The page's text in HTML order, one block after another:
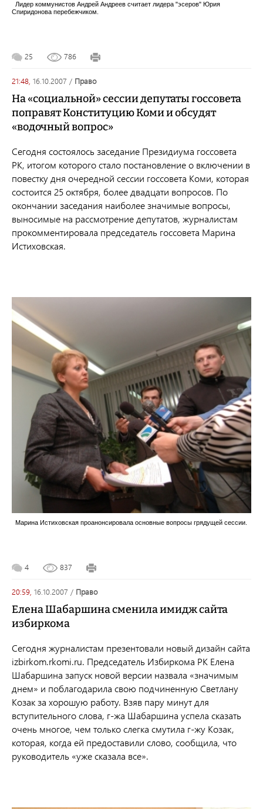
Лидер коммунистов Андрей Андреев считает лидера "эсеров" Юрия
Спиридонова перебежчиком.
25 786
21:48, 16.10.2007 / право
На «социальной» сессии депутаты госсовета
поправят Конституцию Коми и обсудят
«водочный вопрос»
Cегодня состоялось заседание Президиума госсовета
РК, итогом которого стало постановление о включении в
повестку дня очередной сессии госсовета Коми, которая
состоится 25 октября, более двадцати вопросов. По
окончании заседания наиболее значимые вопросы,
выносимые на рассмотрение депутатов, журналистам
прокомментировала председатель госсовета Марина
Истиховская.
Марина Истиховская проанонсировала основные вопросы грядущей сессии.
4 837
20:59, 16.10.2007 / право
Елена Шабаршина сменила имидж сайта
избиркома
Сегодня журналистам презентовали новый дизайн сайта
izbirkom.rkomi.ru. Председатель Избиркома РК Елена
Шабаршина запуск новой версии назвала «значимым
днем» и поблагодарила свою подчиненную Светлану
Козак за хорошую работу. Взяв пару минут для
вступительного слова, г-жа Шабаршина успела сказать
очень многое, чем только слегка смутила г-жу Козак,
которая, когда ей предоставили слово, сообщила, что
руководитель «уже сказала все».